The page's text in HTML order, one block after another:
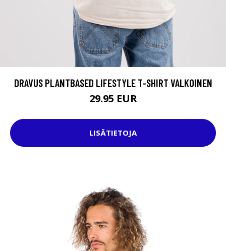
DRAVUS PLANTBASED LIFESTYLE T-SHIRT VALKOINEN
29.95 EUR
LISÄTIETOJA